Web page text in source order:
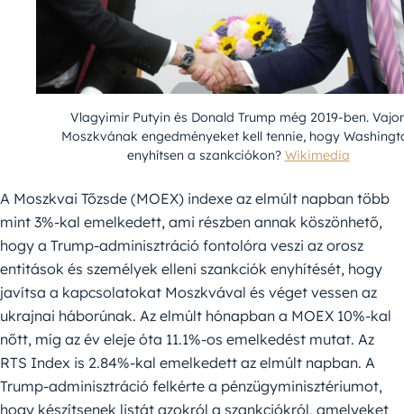
Vlagyimir Putyin és Donald Trump még 2019-ben.
Moszkvának engedményeket kell tennie, hogy
enyhítsen a szankciókon? Wikimedia
A Moszkvai Tőzsde (MOEX) indexe az elmúlt napban több
mint 3%-kal emelkedett, ami részben annak köszönhető,
hogy a Trump-adminisztráció fontolóra veszi az orosz
entitások és személyek elleni szankciók enyhítését, hogy
javítsa a kapcsolatokat Moszkvával és véget vessen az
ukrajnai háborúnak. Az elmúlt hónapban a MOEX 10%-kal
nőtt, míg az év eleje óta 11.1%-os emelkedést mutat. Az
RTS Index is 2.84%-kal emelkedett az elmúlt napban. A
Trump-adminisztráció felkérte a pénzügyminisztériumot,
hogy készítsenek listát azokról a szankciókról, amelyeket